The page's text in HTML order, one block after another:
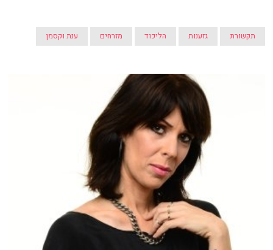
תקשורת גזענות הליכוד מזרחים ענת וקסמן